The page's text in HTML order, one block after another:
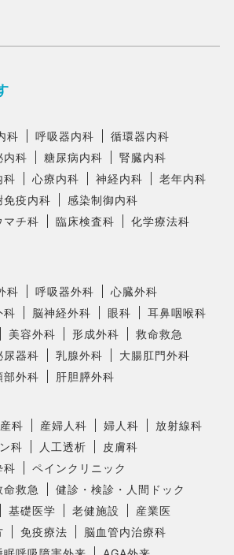
科 呼吸器内科
循環器内科
内科 糖尿病内科
腎臓内科
科 心療内科 神経内科
老年内科
免疫内科
感染制御内科
マチ科 臨床検査科
化学療法科
科 呼吸器外科
心臓外科
科 脳神経外科 眼科
耳鼻咽喉科
美容外科 形成外科
救命救急
尿器科 乳腺外科
大腸肛門外科
部外科 肝胆膵外科
産科 産婦人科 婦人科
放射線科
科
人工透析
皮膚科
科
ペインクリニック
命救急
健診・検診・人間ドック
基礎医学 老健施設
産業医
免疫療法
脳血管内治療科